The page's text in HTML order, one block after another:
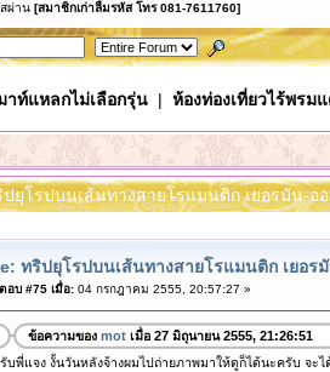
ผ่าน [สมาชิกเก่าลืมรหัส โทร 081-7611760]
าท์แหลกไม่เลือกรุ่น| ห้องท่องเที่ยวไร้พรม
ยุโรปบนเส้นทางสายโรแมนติก เยอรมัน-อ
ทริปยุโรปบนเส้นทางสายโรแมนติก เยอร
ตอบ #75 เมื่อ:04 กรกฎาคม 2555, 20:57:27 »
ข้อความของ motเมื่อ 27 มิถุนายน 2555, 21:26:51
พี่แจง งั้นวันหลังจ้างผมไปถ่ายภาพมาให้ดูก็ได้นะครับ จะไ